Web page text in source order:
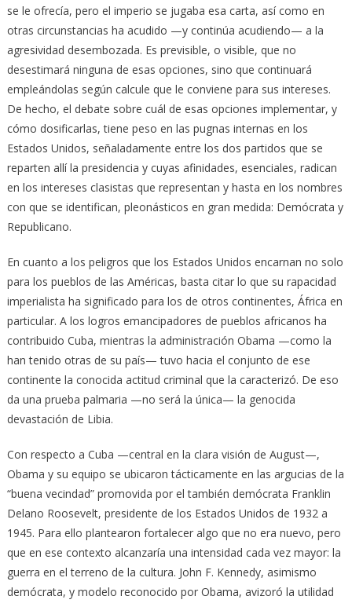
se le ofrecía, pero el imperio se jugaba esa carta, así como en
otras circunstancias ha acudido —y continúa acudiendo— a la
agresividad desembozada. Es previsible, o visible, que no
desestimará ninguna de esas opciones, sino que continuará
empleándolas según calcule que le conviene para sus intereses.
De hecho, el debate sobre cuál de esas opciones implementar, y
cómo dosificarlas, tiene peso en las pugnas internas en los
Estados Unidos, señaladamente entre los dos partidos que se
reparten allí la presidencia y cuyas afinidades, esenciales, radican
en los intereses clasistas que representan y hasta en los nombres
con que se identifican, pleonásticos en gran medida: Demócrata y
Republicano.
En cuanto a los peligros que los Estados Unidos encarnan no solo
para los pueblos de las Américas, basta citar lo que su rapacidad
imperialista ha significado para los de otros continentes, África en
particular. A los logros emancipadores de pueblos africanos ha
contribuido Cuba, mientras la administración Obama —como la
han tenido otras de su país— tuvo hacia el conjunto de ese
continente la conocida actitud criminal que la caracterizó. De eso
da una prueba palmaria —no será la única— la genocida
devastación de Libia.
Con respecto a Cuba —central en la clara visión de August—,
Obama y su equipo se ubicaron tácticamente en las argucias de la
“buena vecindad” promovida por el también demócrata Franklin
Delano Roosevelt, presidente de los Estados Unidos de 1932 a
1945. Para ello plantearon fortalecer algo que no era nuevo, pero
que en ese contexto alcanzaría una intensidad cada vez mayor: la
guerra en el terreno de la cultura. John F. Kennedy, asimismo
demócrata, y modelo reconocido por Obama, avizoró la utilidad